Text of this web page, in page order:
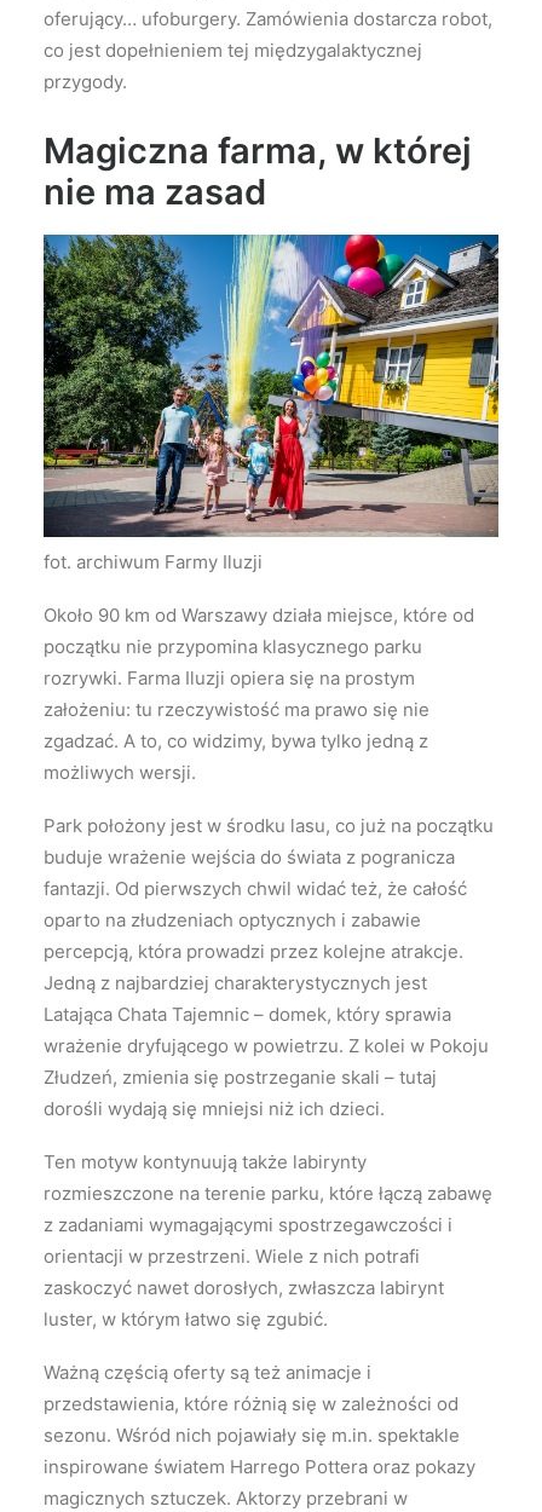
oferujący… ufoburgery. Zamówienia dostarcza robot,
co jest dopełnieniem tej międzygalaktycznej
przygody.
Magiczna farma, w której
nie ma zasad
fot. archiwum Farmy Iluzji
Około 90 km od Warszawy działa miejsce, które od
początku nie przypomina klasycznego parku
rozrywki. Farma Iluzji opiera się na prostym
założeniu: tu rzeczywistość ma prawo się nie
zgadzać. A to, co widzimy, bywa tylko jedną z
możliwych wersji.
Park położony jest w środku lasu, co już na początku
buduje wrażenie wejścia do świata z pogranicza
fantazji. Od pierwszych chwil widać też, że całość
oparto na złudzeniach optycznych i zabawie
percepcją, która prowadzi przez kolejne atrakcje.
Jedną z najbardziej charakterystycznych jest
Latająca Chata Tajemnic – domek, który sprawia
wrażenie dryfującego w powietrzu. Z kolei w Pokoju
Złudzeń, zmienia się postrzeganie skali – tutaj
dorośli wydają się mniejsi niż ich dzieci.
Ten motyw kontynuują także labirynty
rozmieszczone na terenie parku, które łączą zabawę
z zadaniami wymagającymi spostrzegawczości i
orientacji w przestrzeni. Wiele z nich potrafi
zaskoczyć nawet dorosłych, zwłaszcza labirynt
luster, w którym łatwo się zgubić.
Ważną częścią oferty są też animacje i
przedstawienia, które różnią się w zależności od
sezonu. Wśród nich pojawiały się m.in. spektakle
inspirowane światem Harrego Pottera oraz pokazy
magicznych sztuczek. Aktorzy przebrani w